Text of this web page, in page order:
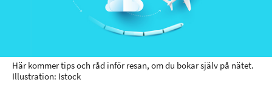
Här kommer tips och råd inför resan, om du bokar själv på nätet.
Illustration: Istock